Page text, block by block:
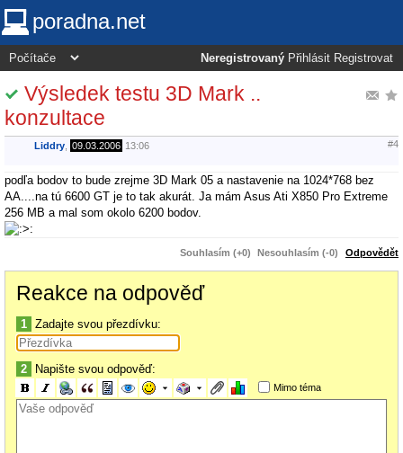
poradna.net
Neregistrovaný Přihlásit Registrovat
Výsledek testu 3D Mark ..
konzultace
Liddry 09.03.2006 13:06 #4
podľa bodov to bude zrejme 3D Mark 05 a nastavenie na 1024*768 bez
AA....na tú 6600 GT je to tak akurát. Ja mám Asus Ati X850 Pro Extreme
256 MB a mal som okolo 6200 bodov.
Souhlasím (+0) Nesouhlasím (-0) Odpovědět
Reakce na odpověď
1 Zadajte svou přezdívku:
2 Napište svou odpověď:
Mimo téma